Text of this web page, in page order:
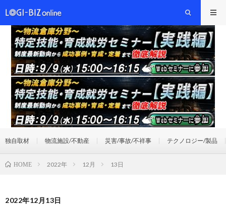
独自取材 物流施設/不動産 災害/事故/不祥事 テクノロジー/製品
HOME 2022年 12月 13日
2022年12月13日